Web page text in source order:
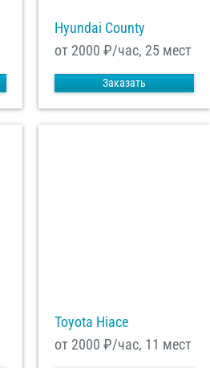
Hyundai County
от 2000 ₽/час, 25 мест
Заказать
Toyota Hiace
от 2000 ₽/час, 11 мест